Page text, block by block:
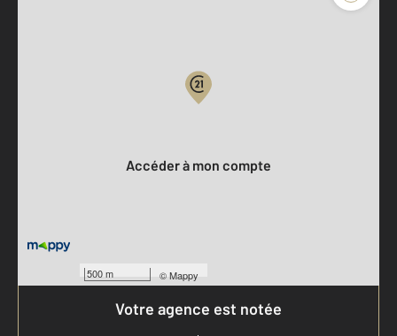
500 m ©Mappy
Accéder à mon compte
Votre agence est notée